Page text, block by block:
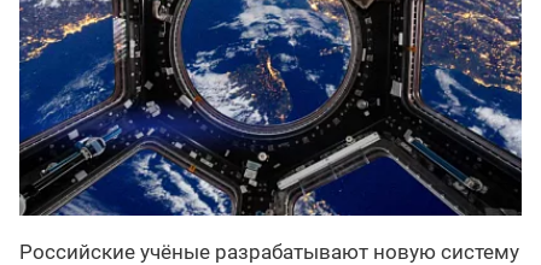
Российские учёные разрабатывают новую систему